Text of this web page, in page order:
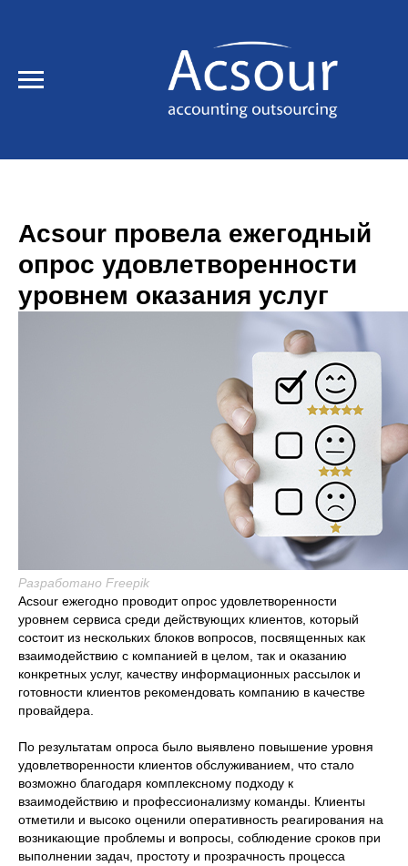
Acsour провела ежегодный
опрос удовлетворенности
уровнем оказания услуг
Разработано Freepik
Acsour ежегодно проводит опрос удовлетворенности
уровнем сервиса среди действующих клиентов, который
состоит из нескольких блоков вопросов, посвященных как
взаимодействию с компанией в целом, так и оказанию
конкретных услуг, качеству информационных рассылок и
готовности клиентов рекомендовать компанию в качестве
провайдера.
По результатам опроса было выявлено повышение уровня
удовлетворенности клиентов обслуживанием, что стало
возможно благодаря комплексному подходу к
взаимодействию и профессионализму команды. Клиенты
отметили и высоко оценили оперативность реагирования на
возникающие проблемы и вопросы, соблюдение сроков при
выполнении задач, простоту и прозрачность процесса